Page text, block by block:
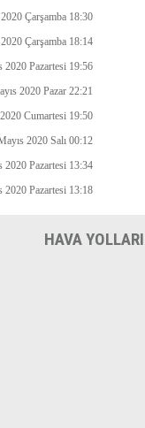
Çarşamba 18:30
Çarşamba 18:14
2020 Pazartesi 19:56
2020 Pazar 22:21
Cumartesi 19:50
2020 Salı 00:12
2020 Pazartesi 13:34
2020 Pazartesi 13:18
HAVA YOLLARI